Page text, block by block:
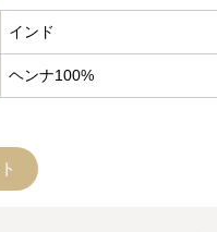
インド
ヘンナ100%